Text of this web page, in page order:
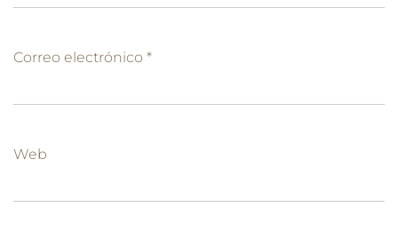
Correo electrónico *
Web